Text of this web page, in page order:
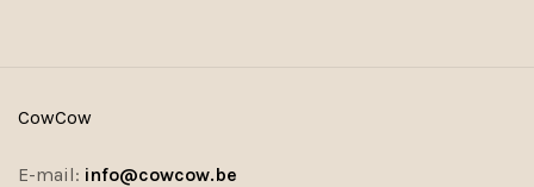
CowCow
E-mail: info@cowcow.be